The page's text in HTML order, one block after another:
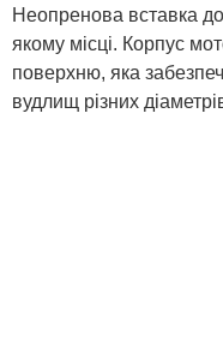
Неопренова вставка
якому місці. Корпус
поверхню, яка
вудлищ різних